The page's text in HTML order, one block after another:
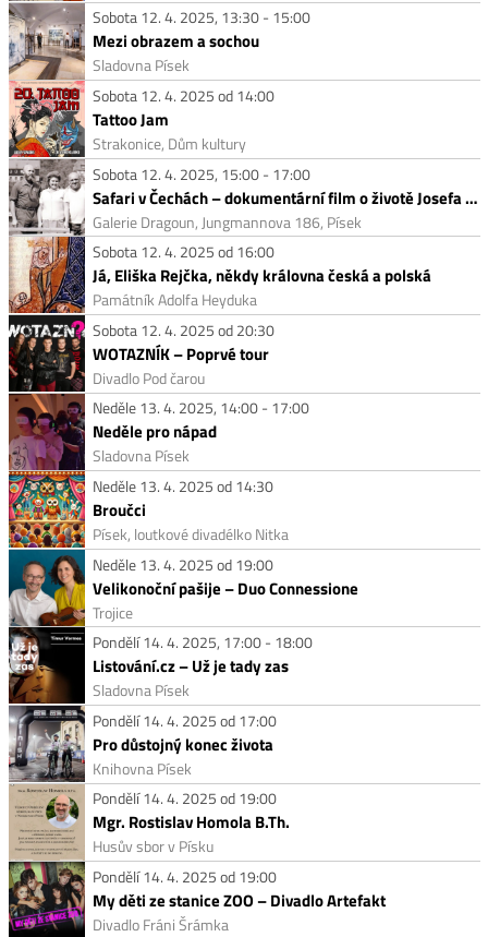
Sobota 12. 4. 2025, 13:30 - 15:00
Mezi obrazem a sochou
Sladovna Písek
Sobota 12. 4. 2025 od 14:00
Tattoo Jam
Strakonice, Dům kultury
Sobota 12. 4. 2025, 15:00 - 17:00
Safari v Čechách – dokumentární film o životě Josefa Vágnera
Galerie Dragoun, Jungmannova 186, Písek
Sobota 12. 4. 2025 od 16:00
Já, Eliška Rejčka, někdy královna česká a polská
Památník Adolfa Heyduka
Sobota 12. 4. 2025 od 20:30
WOTAZNÍK – Poprvé tour
Divadlo Pod čarou
Neděle 13. 4. 2025, 14:00 - 17:00
Neděle pro nápad
Sladovna Písek
Neděle 13. 4. 2025 od 14:30
Broučci
Písek, loutkové divadélko Nitka
Neděle 13. 4. 2025 od 19:00
Velikonoční pašije – Duo Connessione
Trojice
Pondělí 14. 4. 2025, 17:00 - 18:00
Listování.cz – Už je tady zas
Sladovna Písek
Pondělí 14. 4. 2025 od 17:00
Pro důstojný konec života
Knihovna Písek
Pondělí 14. 4. 2025 od 19:00
Mgr. Rostislav Homola B.Th.
Husův sbor v Písku
Pondělí 14. 4. 2025 od 19:00
My děti ze stanice ZOO – Divadlo Artefakt
Divadlo Fráni Šrámka